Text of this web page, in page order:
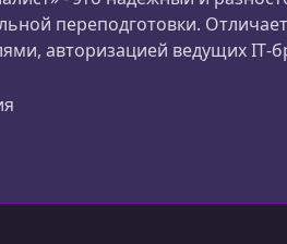
переподготовки.
авторизацией ведущих
официально закрепить свои